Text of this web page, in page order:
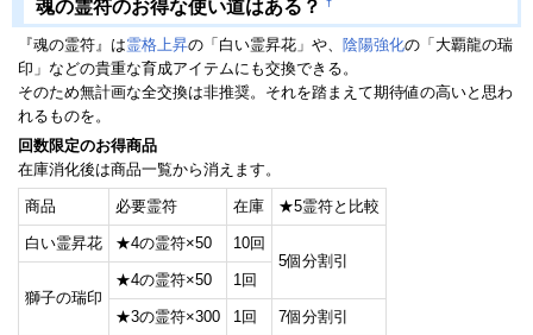
魂の霊符のお得な使い道はある？
『魂の霊符』は霊格上昇の「白い霊昇花」や、 陰陽強化の「大覇龍の瑞
印」などの貴重な育成アイテムにも交換できる。
そのため無計画な全交換は非推奨。それを踏まえて期待値の高いと思わ
れるものを。
回数限定のお得商品
在庫消化後は商品一覧から消えます。
商品 必要霊符 在庫 ★5霊符と比較
白い霊昇花 ★4の霊符×50
10回
5個分割引
獅子の瑞印
★4の霊符×50 1回
★3の霊符×300 1回 7個分割引